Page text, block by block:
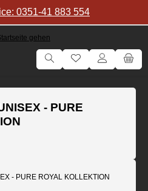
0351-41 883 554
- PURE